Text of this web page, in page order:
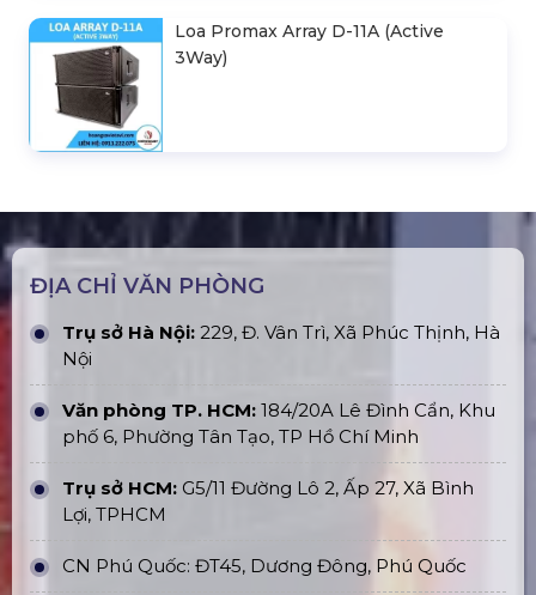
Loa Promax Array D-11A (Active
3Way)
ĐỊA CHỈ VĂN PHÒNG
Trụ sở Hà Nội: 229, Đ. Vân Trì, Xã Phúc Thịnh, Hà
Nội
Văn phòng TP. HCM: 184/20A Lê Đình Cẩn, Khu
phố 6, Phường Tân Tạo, TP Hồ Chí Minh
Trụ sở HCM: G5/11 Đường Lô 2, Ấp 27, Xã Bình
Lợi, TPHCM
CN Phú Quốc: ĐT45, Dương Đông, Phú Quốc